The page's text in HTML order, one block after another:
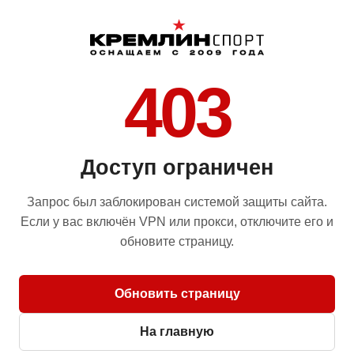
403
Доступ ограничен
Запрос был заблокирован системой защиты сайта.
Если у вас включён VPN или прокси, отключите его и
обновите страницу.
Обновить страницу
На главную